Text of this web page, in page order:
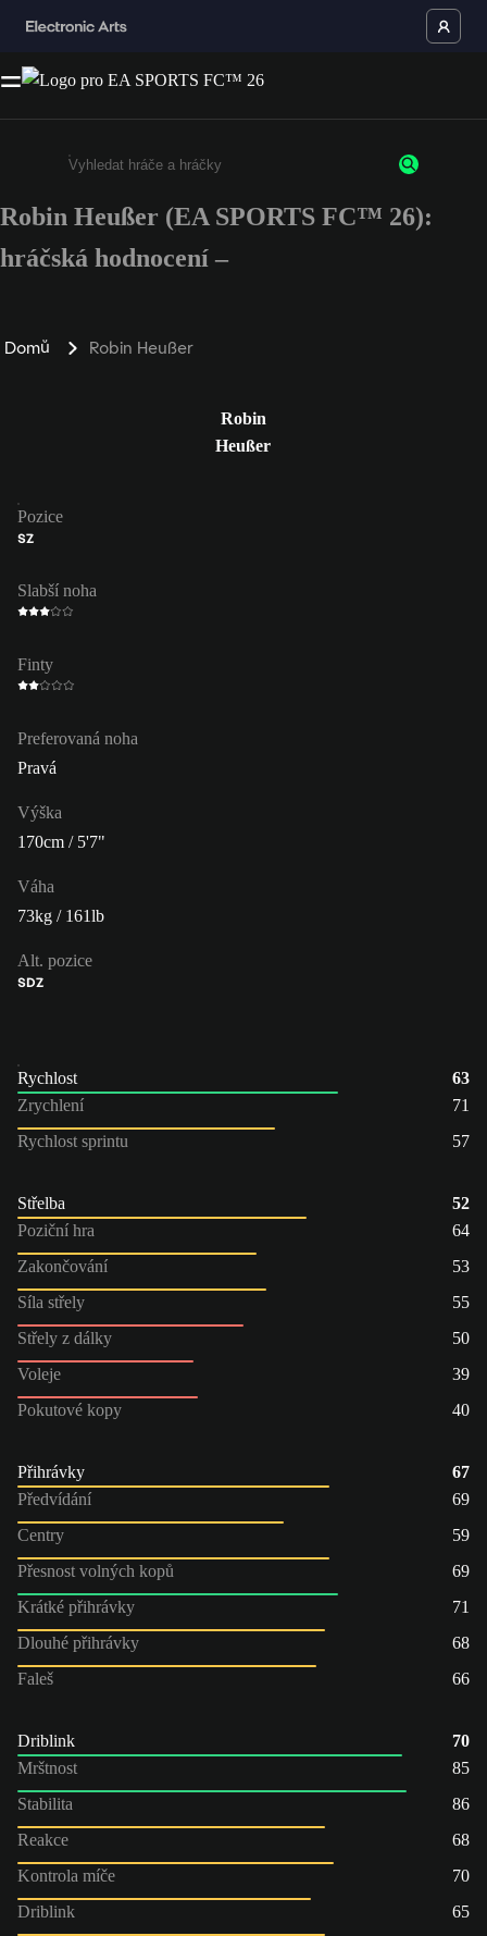
Enter a minimum of 3 characters or numbers
Robin Heußer (EA SPORTS FC™ 26):
hráčská hodnocení –
Domů Robin Heußer
Robin
Heußer
Pozice
SZ
Slabší noha
Finty
Preferovaná noha
Pravá
Výška
170cm / 5'7"
Váha
73kg / 161lb
Alt. pozice
SDZ
Rychlost
63
Zrychlení
71
Rychlost sprintu
57
Střelba
52
Poziční hra
64
Zakončování
53
Síla střely
55
Střely z dálky
50
Voleje
39
Pokutové kopy
40
Přihrávky
67
Předvídání
69
Centry
59
Přesnost volných kopů
69
Krátké přihrávky
71
Dlouhé přihrávky
68
Faleš
66
Driblink
70
Mrštnost
85
Stabilita
86
Reakce
68
Kontrola míče
70
Driblink
65